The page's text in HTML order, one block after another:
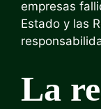
empresas
Estado y las
La